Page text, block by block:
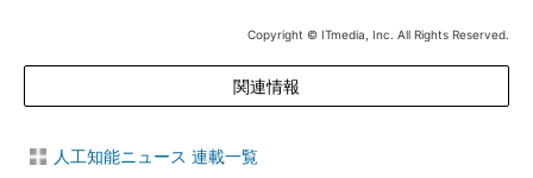
Copyright © ITmedia, Inc. All Rights Reserved.
関連情報
人工知能ニュース 連載一覧